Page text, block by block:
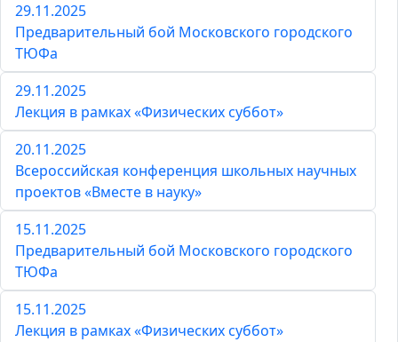
29.11.2025
Предварительный бой Московского городского
ТЮФа
29.11.2025
Лекция в рамках «Физических суббот»
20.11.2025
Всероссийская конференция школьных научных
проектов «Вместе в науку»
15.11.2025
Предварительный бой Московского городского
ТЮФа
15.11.2025
Лекция в рамках «Физических суббот»